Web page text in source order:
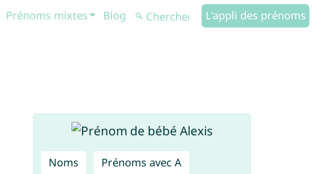
Prénoms mixtes Blog L'appli des prénoms
Noms Prénoms avec A